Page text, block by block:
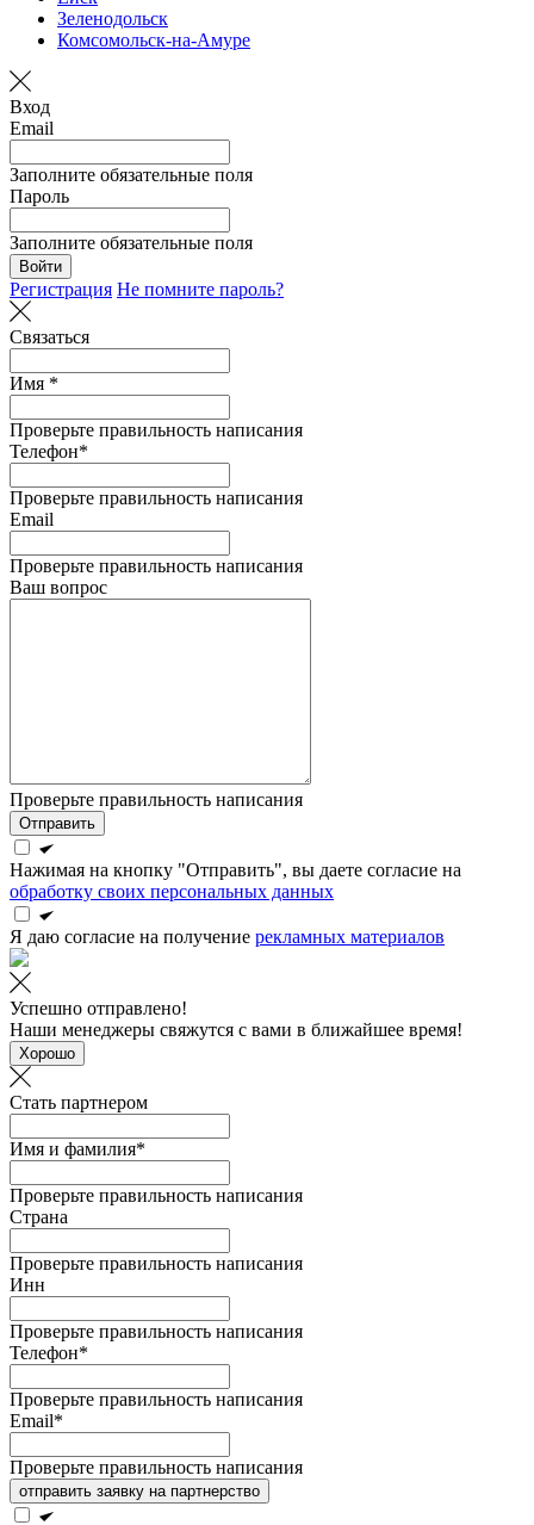
Зеленодольск
Комсомольск-на-Амуре
Вход
Email
Заполните обязательные поля
Пароль
Заполните обязательные поля
Войти
Регистрация Не помните пароль?
Связаться
Имя *
Проверьте правильность написания
Телефон*
Проверьте правильность написания
Email
Проверьте правильность написания
Ваш вопрос
Проверьте правильность написания
Отправить
Нажимая на кнопку "Отправить", вы даете согласие на
обработку своих персональных данных
Я даю согласие на получение рекламных материалов
Успешно отправлено!
Наши менеджеры свяжутся с вами в ближайшее время!
Хорошо
Стать партнером
Имя и фамилия*
Проверьте правильность написания
Страна
Проверьте правильность написания
Инн
Проверьте правильность написания
Телефон*
Проверьте правильность написания
Email*
Проверьте правильность написания
отправить заявку на партнерство